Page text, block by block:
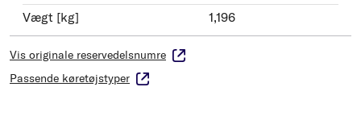
Vægt [kg]
1,196
Vis originale reservedelsnumre
Passende køretøjstyper